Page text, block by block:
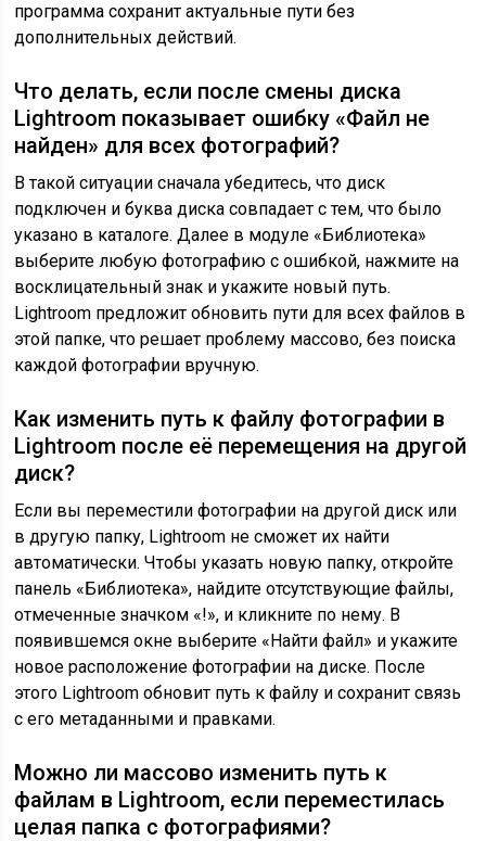
программа сохранит актуальные пути без
дополнительных действий.
Что делать, если после смены диска
Lightroom показывает ошибку «Файл не
найден» для всех фотографий?
В такой ситуации сначала убедитесь, что диск
подключен и буква диска совпадает с тем, что было
указано в каталоге. Далее в модуле «Библиотека»
выберите любую фотографию с ошибкой, нажмите на
восклицательный знак и укажите новый путь.
Lightroom предложит обновить пути для всех файлов в
этой папке, что решает проблему массово, без поиска
каждой фотографии вручную.
Как изменить путь к файлу фотографии в
Lightroom после её перемещения на другой
диск?
Если вы переместили фотографии на другой диск или
в другую папку, Lightroom не сможет их найти
автоматически. Чтобы указать новую папку, откройте
панель «Библиотека», найдите отсутствующие файлы,
отмеченные значком «!», и кликните по нему. В
появившемся окне выберите «Найти файл» и укажите
новое расположение фотографии на диске. После
этого Lightroom обновит путь к файлу и сохранит связь
с его метаданными и правками.
Можно ли массово изменить путь к
файлам в Lightroom, если переместилась
целая папка с фотографиями?